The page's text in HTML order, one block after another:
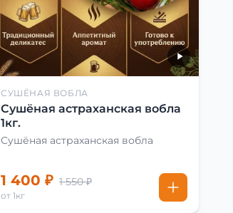
СУШЁНАЯ ВОБЛА
Сушёная астраханская вобла
1кг.
Сушёная астраханская вобла
1 400 ₽ 1 550 ₽
от 1кг